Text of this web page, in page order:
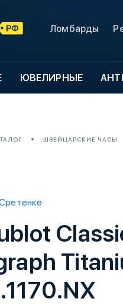
Ломбарды
ЮВЕЛИРНЫЕ
ШВЕЙЦАРСКИЕ ЧАСЫ